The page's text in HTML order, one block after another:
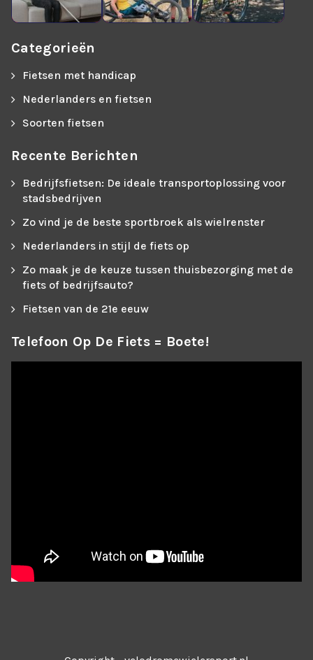
Categorieën
Fietsen met handicap
Nederlanders en fietsen
Soorten fietsen
Recente Berichten
Bedrijfsfietsen: De ideale transportoplossing voor
stadsbedrijven
Zo vind je de beste sportbroek als wielrenster
Nederlanders in stijl de fiets op
Zo maak je de keuze tussen thuisbezorging met de
fiets of bedrijfsauto?
Fietsen van de 21e eeuw
Telefoon Op De Fiets = Boete!